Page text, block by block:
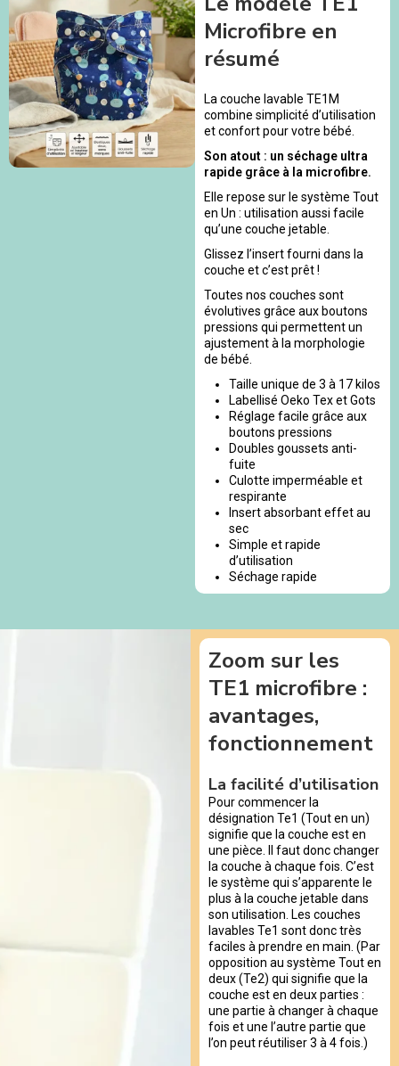
Microfibre en
résumé
La couche lavable TE1M
combine simplicité d’utilisation
et confort pour votre bébé.
Son atout : un séchage ultra
rapide grâce à la microfibre.
Elle repose sur le système Tout
en Un : utilisation aussi facile
qu’une couche jetable.
Glissez l’insert fourni dans la
couche et c’est prêt !
Toutes nos couches sont
évolutives grâce aux boutons
pressions qui permettent un
ajustement à la morphologie
de bébé.
Taille unique de 3 à 17 kilos
Labellisé Oeko Tex et Gots
Réglage facile grâce aux
boutons pressions
Doubles goussets anti-
fuite
Culotte imperméable et
respirante
Insert absorbant effet au
sec
Simple et rapide
d’utilisation
Séchage rapide
Zoom sur les
TE1 microfibre :
avantages,
fonctionnement
La facilité d’utilisation
Pour commencer la
désignation Te1 (Tout en un)
signifie que la couche est en
une pièce. Il faut donc changer
la couche à chaque fois. C’est
le système qui s’apparente le
plus à la couche jetable dans
son utilisation. Les couches
lavables Te1 sont donc très
faciles à prendre en main. (Par
opposition au système Tout en
deux (Te2) qui signifie que la
couche est en deux parties :
une partie à changer à chaque
fois et une l’autre partie que
l’on peut réutiliser 3 à 4 fois.)